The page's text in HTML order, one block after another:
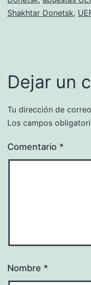
Shakhtar Donetsk,
Dejar un
Tu dirección de
Los campos
Comentario *
Nombre *